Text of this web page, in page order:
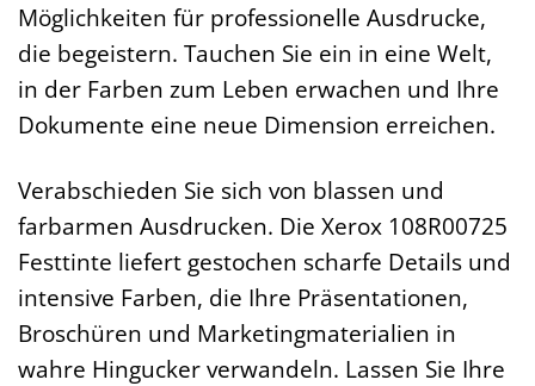
Möglichkeiten für professionelle Ausdrucke,
die begeistern. Tauchen Sie ein in eine Welt,
in der Farben zum Leben erwachen und Ihre
Dokumente eine neue Dimension erreichen.
Verabschieden Sie sich von blassen und
farbarmen Ausdrucken. Die Xerox 108R00725
Festtinte liefert gestochen scharfe Details und
intensive Farben, die Ihre Präsentationen,
Broschüren und Marketingmaterialien in
wahre Hingucker verwandeln. Lassen Sie Ihre